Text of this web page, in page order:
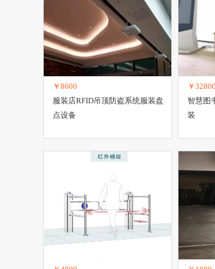
￥8600
服装店RFID吊顶防盗系统服装盘
点设备
￥32800
智慧图
装